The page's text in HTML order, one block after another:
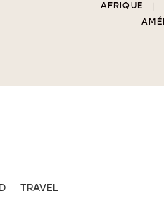
AFRIQUE
TRAVEL